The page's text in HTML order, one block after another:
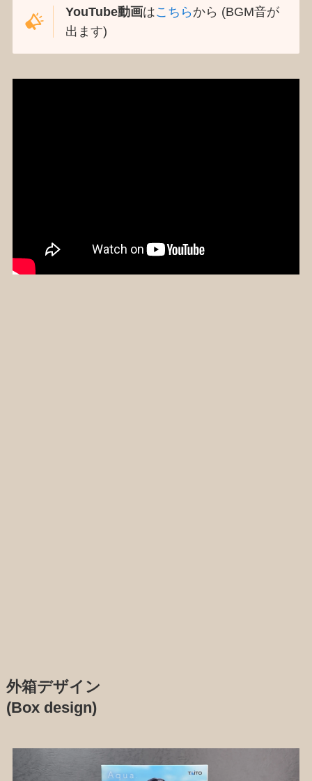
YouTube動画はこちら から (BGM音が
出ます)
外箱デザイン
(Box design)